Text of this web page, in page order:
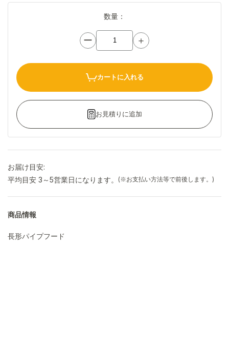
数量：
ー ＋
カートに入れる
お見積りに追加
お届け目安:
平均目安 3～5営業日になります。
(※お支払い方法等で前後します。)
商品情報
長形パイプフード